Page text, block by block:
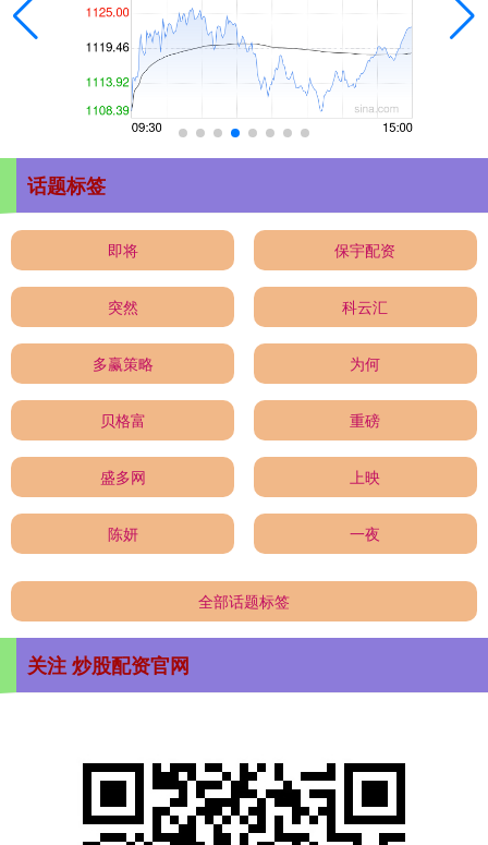
话题标签
即将 保宇配资
突然 科云汇
多赢策略 为何
贝格富 重磅
盛多网 上映
陈妍 一夜
全部话题标签
关注 炒股配资官网